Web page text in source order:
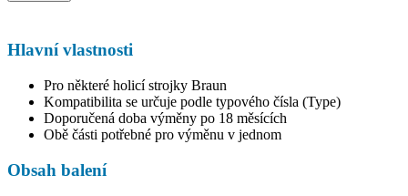
Hlavní vlastnosti
Pro některé holicí strojky Braun
Kompatibilita se určuje podle typového čísla (Type)
Doporučená doba výměny po 18 měsících
Obě části potřebné pro výměnu v jednom
Obsah balení